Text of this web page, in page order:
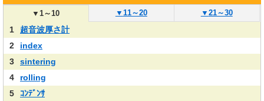
▼1～10 ▼ 11～20 ▼ 21～30
1
超音波厚さ計
2
index
3
sintering
4
rolling
5
ｺﾝﾃﾞﾝｻ